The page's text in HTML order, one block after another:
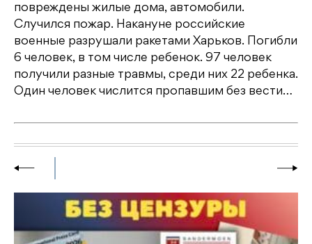
повреждены жилые дома, автомобили.
Случился пожар. Накануне российские
военные разрушали ракетами Харьков. Погибли
6 человек, в том числе ребенок. 97 человек
получили разные травмы, среди них 22 ребенка.
Один человек числится пропавшим без вести…